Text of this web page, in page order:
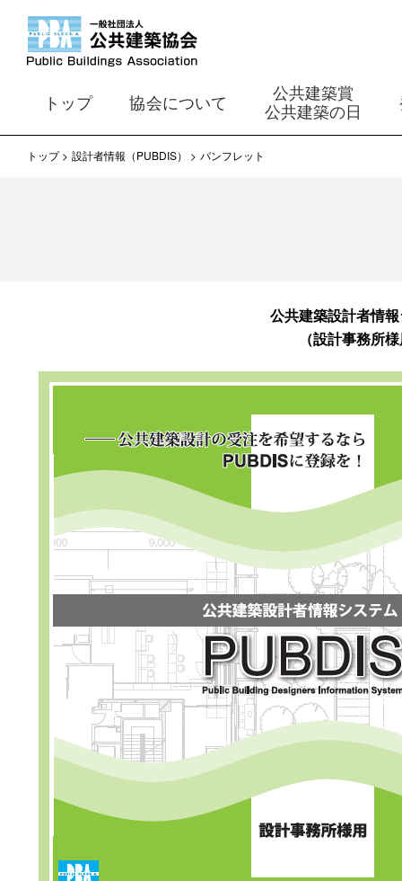
トップ 協会について
公共建築賞
公共建築の日
トップ 設計者情報（PUBDIS） パンフレット
公共建築設計者情
（設計事務所